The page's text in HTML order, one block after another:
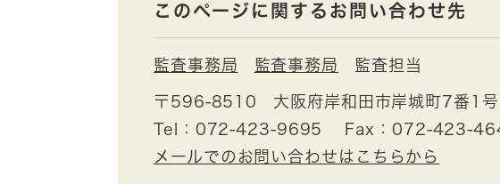
このページに関するお問い合わせ先
監査事務局 監査事務局 監査担当
〒596-8510
大阪府岸和田市岸城町7番1
Tel：072-423-9695
Fax：072-423-
メールでのお問い合わせはこちらから